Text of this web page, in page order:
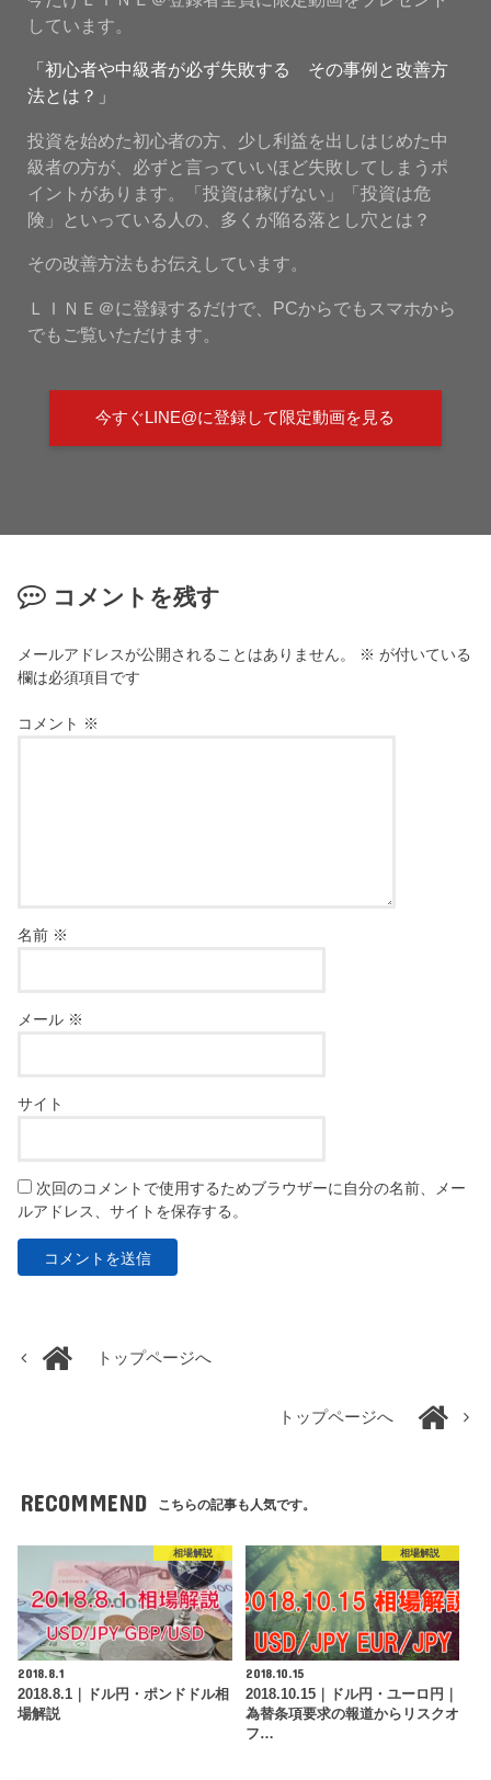
しています。
「初心者や中級者が必ず失敗する その事例と改善方
法とは？」
投資を始めた初心者の方、少し利益を出しはじめた中
級者の方が、必ずと言っていいほど失敗してしまうポ
イントがあります。「投資は稼げない」「投資は危
険」といっている人の、多くが陥る落とし穴とは？
その改善方法もお伝えしています。
ＬＩＮＥ＠に登録するだけで、PCからでもスマホから
でもご覧いただけます。
今すぐLINE@に登録して限定動画を見る
コメントを残す
メールアドレスが公開されることはありません。 ※ が付いている
欄は必須項目です
コメント ※
名前 ※
メール ※
サイト
次回のコメントで使用するためブラウザーに自分の名前、メー
ルアドレス、サイトを保存する。
トップページへ
トップページへ
RECOMMEND こちらの記事も人気です。
相場解説
2018.8.1
2018.8.1｜ドル円・ポンドドル相
場解説
相場解説
2018.10.15
2018.10.15｜ドル円・ユーロ円｜
為替条項要求の報道からリスクオ
フ…